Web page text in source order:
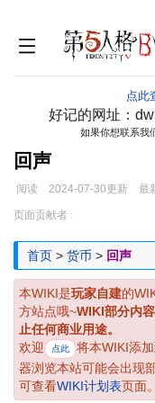
点此
好记的网址：
如果你想联系我
回声
阅读 2024-07-30更新 最
跳
导
跳
搜
页面贡献者 :
首页 > 货币 > 回声
本WIKI是玩家自建的
方站点哦~WIKI部分内
止任何商业用途。
欢迎
点此 将本WIKI添
器浏览本站可能会出现
可查看WIKI计划表页面。